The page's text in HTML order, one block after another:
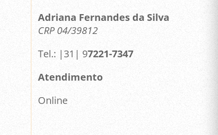
Adriana Fernandes da Silva
CRP 04/39812
Tel.: |31| 97221-7347
Atendimento
Online